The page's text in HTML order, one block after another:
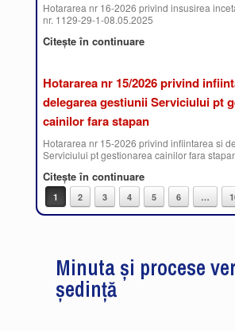
Hotararea nr 16-2026 privind insusirea
nr. 1129-29-1-08.05.2025
Citește în continuare
Hotararea nr 15/2026 privind
delegarea gestiunii Serviciului pt
cainilor fara stapan
Hotararea nr 15-2026 privind infiintarea si
Serviciului pt gestionarea cainilor fara
Citește în continuare
Post navigation
1 2 3 4 5 6 …
Minuta și procese
ședință